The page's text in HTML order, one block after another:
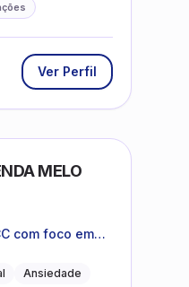
Ver Perfil
MELO
com foco em
Ansiedade